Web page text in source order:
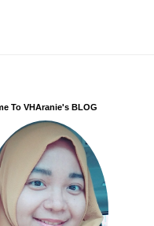
To VHAranie's BLOG